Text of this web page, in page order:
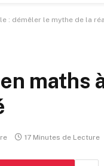
: démêler le mythe de la
maths
17 Minutes de Lecture